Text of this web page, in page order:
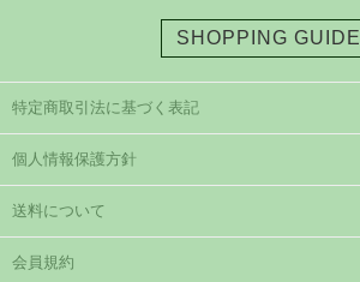
SHOPPING GUIDE
特定商取引法に基づく表記
個人情報保護方針
送料について
会員規約